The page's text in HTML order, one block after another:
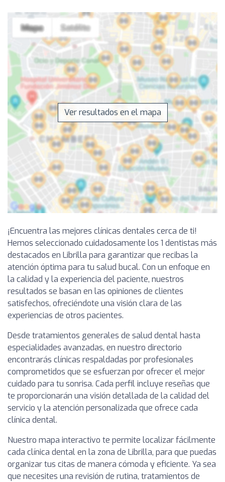
Ver resultados en el mapa
¡Encuentra las mejores clínicas dentales cerca de ti!
Hemos seleccionado cuidadosamente los 1 dentistas más
destacados en Librilla para garantizar que recibas la
atención óptima para tu salud bucal. Con un enfoque en
la calidad y la experiencia del paciente, nuestros
resultados se basan en las opiniones de clientes
satisfechos, ofreciéndote una visión clara de las
experiencias de otros pacientes.
Desde tratamientos generales de salud dental hasta
especialidades avanzadas, en nuestro directorio
encontrarás clínicas respaldadas por profesionales
comprometidos que se esfuerzan por ofrecer el mejor
cuidado para tu sonrisa. Cada perfil incluye reseñas que
te proporcionarán una visión detallada de la calidad del
servicio y la atención personalizada que ofrece cada
clínica dental.
Nuestro mapa interactivo te permite localizar fácilmente
cada clínica dental en la zona de Librilla, para que puedas
organizar tus citas de manera cómoda y eficiente. Ya sea
que necesites una revisión de rutina, tratamientos de